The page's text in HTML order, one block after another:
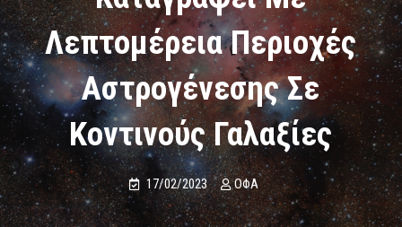
Λεπτομέρεια Περιοχές
Αστρογένεσης Σε
Κοντινούς Γαλαξίες
17/02/2023 ΟΦΑ